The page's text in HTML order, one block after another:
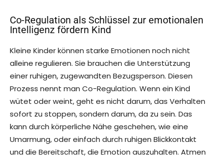
Co-Regulation als Schlüssel zur emotionalen
Intelligenz fördern Kind
Kleine Kinder können starke Emotionen noch nicht
alleine regulieren. Sie brauchen die Unterstützung
einer ruhigen, zugewandten Bezugsperson. Diesen
Prozess nennt man Co-Regulation. Wenn ein Kind
wütet oder weint, geht es nicht darum, das Verhalten
sofort zu stoppen, sondern darum, da zu sein. Das
kann durch körperliche Nähe geschehen, wie eine
Umarmung, oder einfach durch ruhigen Blickkontakt
und die Bereitschaft, die Emotion auszuhalten. Atmen